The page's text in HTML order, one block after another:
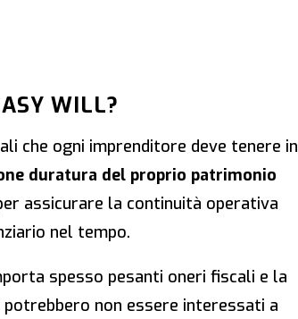
WILL?
che ogni imprenditore deve tenere in
duratura del proprio patrimonio
assicurare la continuità operativa
nel tempo.
spesso pesanti oneri fiscali e la
non essere interessati a